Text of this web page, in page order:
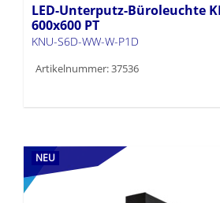
LED-Unterputz-Büroleuchte
600x600 PT
KNU-S6D-WW-W-P1D
Artikelnummer: 37536
NEU